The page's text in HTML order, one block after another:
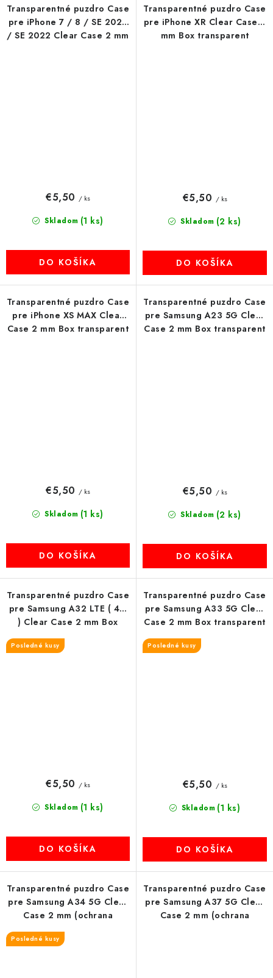
Transparentné puzdro Case
pre iPhone 7 / 8 / SE 2020
/ SE 2022 Clear Case 2 mm
Skladom (1 ks)
€5,50 / ks
DO KOŠÍKA
Transparentné puzdro Case
pre iPhone XR Clear Case 2
mm Box transparent
Skladom (2 ks)
€5,50 / ks
DO KOŠÍKA
Transparentné puzdro Case
pre iPhone XS MAX Clear
Case 2 mm Box transparent
Skladom (1 ks)
€5,50 / ks
DO KOŠÍKA
Transparentné puzdro Case
pre Samsung A23 5G Clear
Case 2 mm Box transparent
Skladom (2 ks)
€5,50 / ks
DO KOŠÍKA
Transparentné puzdro Case
pre Samsung A32 LTE ( 4G
) Clear Case 2 mm Box
transparent
Posledné kusy
Skladom (1 ks)
€5,50 / ks
DO KOŠÍKA
Transparentné puzdro Case
pre Samsung A33 5G Clear
Case 2 mm Box transparent
Posledné kusy
Skladom (1 ks)
€5,50 / ks
DO KOŠÍKA
Transparentné puzdro Case
pre Samsung A34 5G Clear
Case 2 mm (ochrana
kamery) transparent
Posledné kusy
Transparentné puzdro Case
pre Samsung A37 5G Clear
Case 2 mm (ochrana